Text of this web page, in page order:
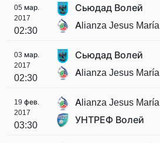
05 мар.
2017
02:30
Сьюдад Волей
Alianza Jesus María
03 мар.
2017
02:30
Сьюдад Волей
Alianza Jesus María
19 фев.
2017
03:30
Alianza Jesus María
УНТРЕФ Волей